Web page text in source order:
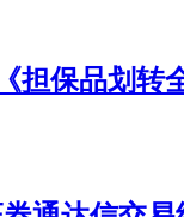
保品划转